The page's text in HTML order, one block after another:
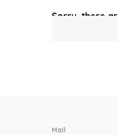
Sorry, there
Mail